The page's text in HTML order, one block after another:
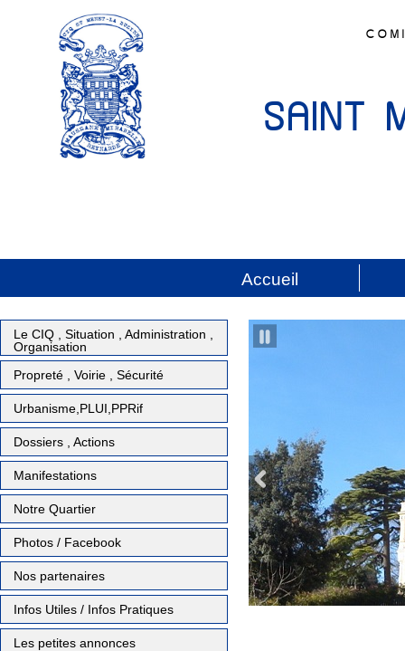
SAINT
Accueil
Le CIQ , Situation , Administration ,
Organisation
Propreté , Voirie , Sécurité
Urbanisme,PLUI,PPRif
Dossiers , Actions
Manifestations
Notre Quartier
Photos / Facebook
Nos partenaires
Infos Utiles / Infos Pratiques
Les petites annonces